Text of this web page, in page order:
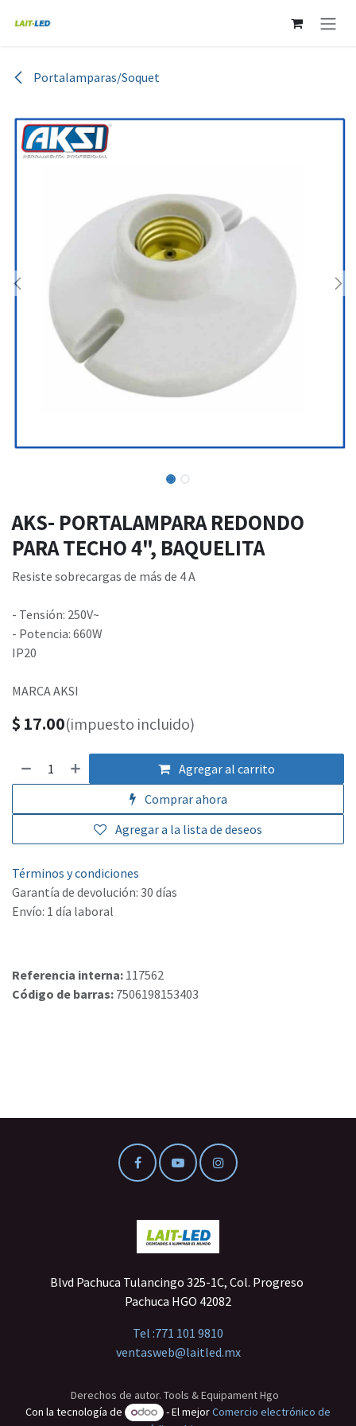
Portalamparas/Soquet
AKS- PORTALAMPARA REDONDO
PARA TECHO 4", BAQUELITA
Resiste sobrecargas de más de 4 A
- Tensión: 250V~
- Potencia: 660W
IP20
MARCA AKSI
$ 17.00(impuesto incluido)
Agregar al carrito
Comprar ahora
Agregar a la lista de deseos
Términos y condiciones
Garantía de devolución: 30 días
Envío: 1 día laboral
Referencia interna: 117562
Código de barras: 7506198153403
Blvd Pachuca Tulancingo 325-1C, Col. Progreso
Pachuca HGO 42082
Tel :771 101 9810
ventasweb@laitled.mx
Derechos de autor. Tools & Equipament Hgo
Con la tecnología de
- El mejorComercio electrónico de